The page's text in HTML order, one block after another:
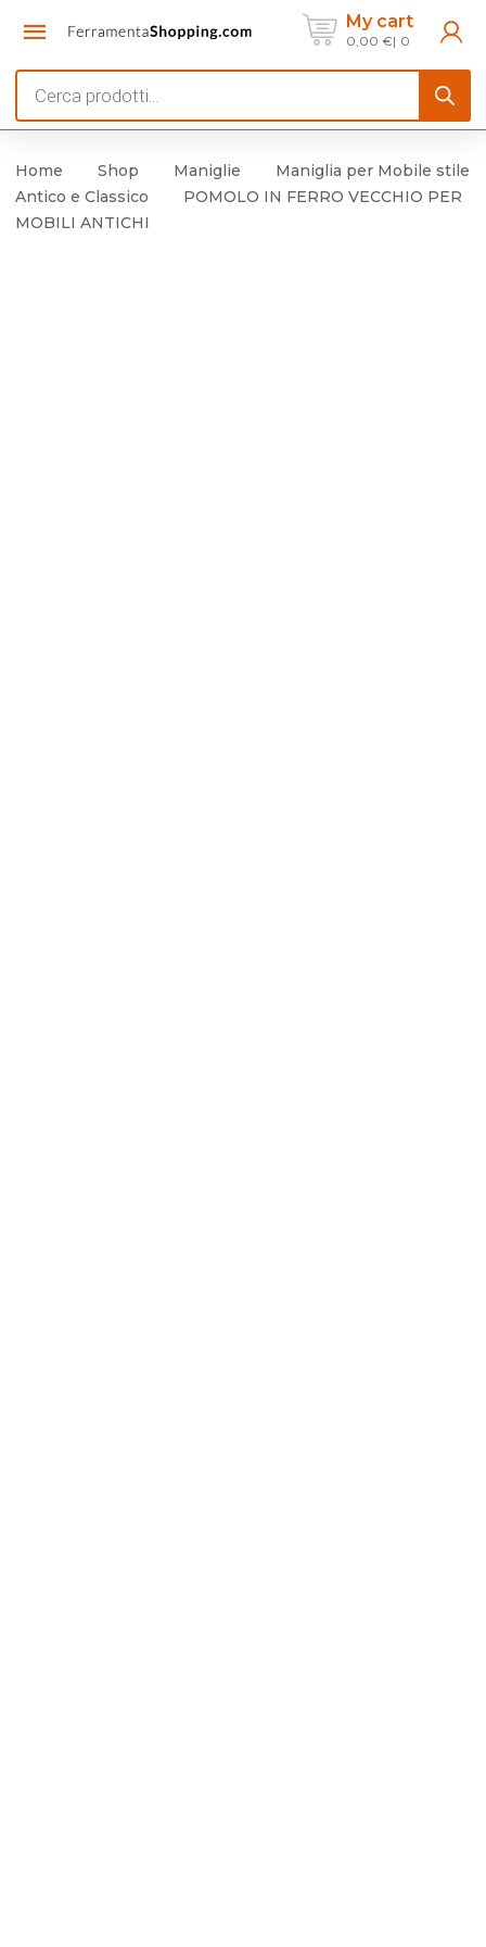
My cart
0,00 € 0
search
Home Shop Maniglie
Maniglia per Mobile stile
Antico e Classico
POMOLO IN FERRO VECCHIO PER
MOBILI ANTICHI